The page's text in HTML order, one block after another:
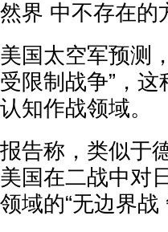
然界 中不存在
美国太空军预测
受限制战争”，
认知作战领域。
报告称，类似于
美国在二战中对
领域的“无边界